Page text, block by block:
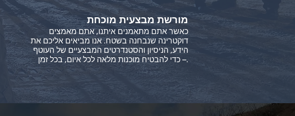
מורשת מבצעית מוכחת
כאשר אתם מתאמנים איתנו, אתם מאמצים
דוקטרינה שנבחנה בשטח. אנו מביאים אליכם את
הידע, הניסיון והסטנדרטים המבצעיים של העוטף
– כדי להבטיח מוכנות מלאה לכל איום, בכל זמן.